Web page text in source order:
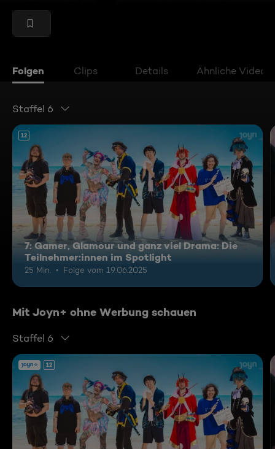
Folgen Clips Details Ähnliche Videos
Staffel 6
12
7: Gamer, Glamour und ganz viel Drama: Die
Teilnehmer:innen im Spotlight
25 Min. Folge vom 19.06.2025
Mit Joyn+ ohne Werbung schauen
Staffel 6
12